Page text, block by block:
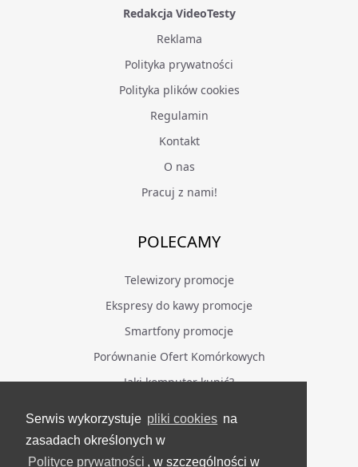
Serwis wykorzystuje pliki cookies na
zasadach określonych w
Polityce prywatności , w szczególności w
Redakcja VideoTesty
Reklama
Polityka prywatności
Polityka plików cookies
Regulamin
Kontakt
O nas
Pracuj z nami!
POLECAMY
Telewizory promocje
Ekspresy do kawy promocje
Smartfony promocje
Porównanie Ofert Komórkowych
Jaki komputer kupić?
BĄDŹ NA BIEŻĄCO